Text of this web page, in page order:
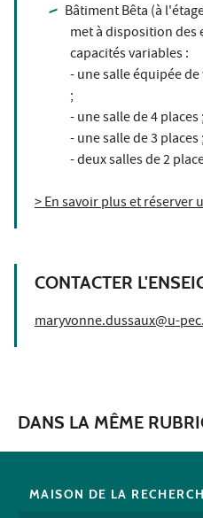
Bâtiment Bêta (à
met à disposition des
capacités variables :
- une salle équipée
;
- une salle de 4 places ;
- une salle de 3 places ;
- deux salles de 2
> En savoir plus et réserver
CONTACTER
maryvonne.dussaux@u-
DANS LA MÊME
MAISON DE LA